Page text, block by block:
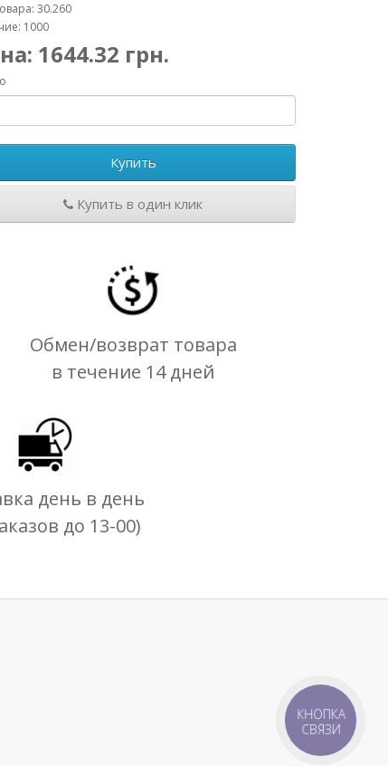
30.260
1000
1644.32 грн.
Купить
Купить в один клик
Обмен/возврат товара
в течение 14 дней
день в день
до 13-00)
КНОПКА
СВЯЗИ